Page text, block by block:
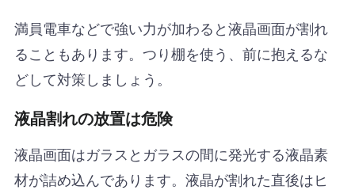
満員電車などで強い力が加わると液晶画面が割れ
ることもあります。つり棚を使う、前に抱えるな
どして対策しましょう。
液晶割れの放置は危険
液晶画面はガラスとガラスの間に発光する液晶素
材が詰め込んであります。液晶が割れた直後はヒ